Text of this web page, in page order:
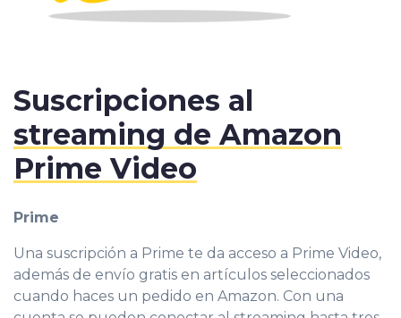
Suscripciones al
streaming de Amazon
Prime Video
Prime
Una suscripción a Prime te da acceso a Prime Video,
además de envío gratis en artículos seleccionados
cuando haces un pedido en Amazon. Con una